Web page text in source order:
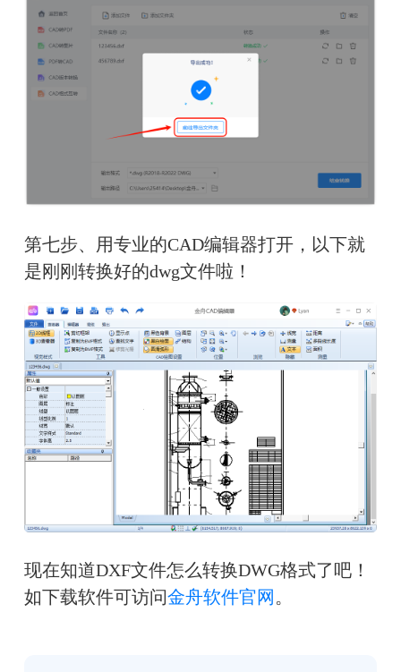
第七步、用专业的CAD编辑器打开，以下就
是刚刚转换好的dwg文件啦！
现在知道DXF文件怎么转换DWG格式了吧！
如下载软件可访问金舟软件官网 。